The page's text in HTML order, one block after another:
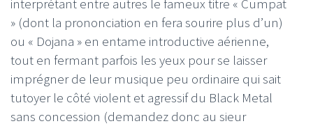
interprétant entre autres le fameux titre « Cumpat
» (dont la prononciation en fera sourire plus d’un)
ou « Dojana » en entame introductive aérienne,
tout en fermant parfois les yeux pour se laisser
imprégner de leur musique peu ordinaire qui sait
tutoyer le côté violent et agressif du Black Metal
sans concession (demandez donc au sieur